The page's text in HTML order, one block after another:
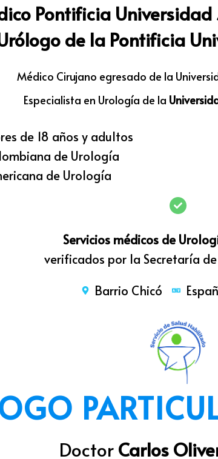
Pontificia
de la Pontificia
Médico Cirujano egresado de la
Especialista en Urología de la
de 18 años y adultos
de Urología
de Urología
Servicios médicos de
verificados por la Secretaría
Barrio Chicó
DoctorCarlos